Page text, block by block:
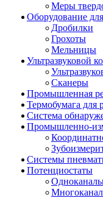
Меры
Оборудование
Дробилки
Грохоты
Мельницы
Ультразвуковой
Сканеры
Промышленная
Термобумага для
Система
Промышленно-
Системы
Потенциостаты